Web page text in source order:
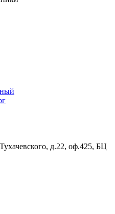
д.22, оф.425, БЦ